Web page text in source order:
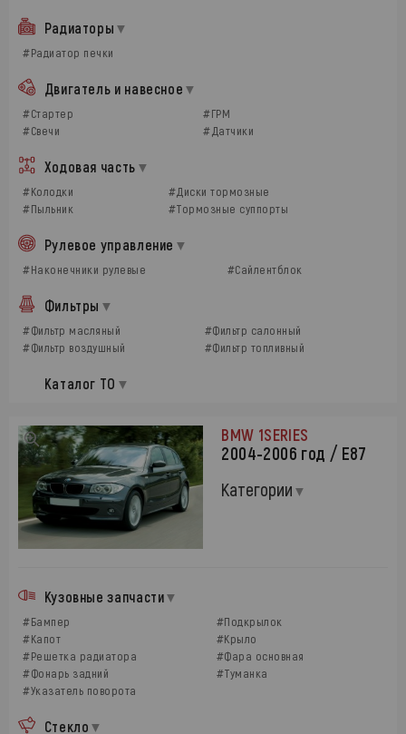
Радиаторы
#Радиатор печки
Двигатель и навесное
#Стартер
#ГРМ
#Свечи
#Датчики
Ходовая часть
#Колодки
#Диски тормозные
#Пыльник
#Тормозные суппорты
Рулевое управление
#Наконечники рулевые #Сайлентблок
Фильтры
#Фильтр масляный
#Фильтр салонный
#Фильтр воздушный
#Фильтр топливный
Каталог ТО
BMW 1SERIES
2004-2006 год / Е87
Категории
Кузовные запчасти
#Бампер
#Подкрылок
#Капот
#Крыло
#Решетка радиатора
#Фара основная
#Фонарь задний
#Туманка
#Указатель поворота
Стекло